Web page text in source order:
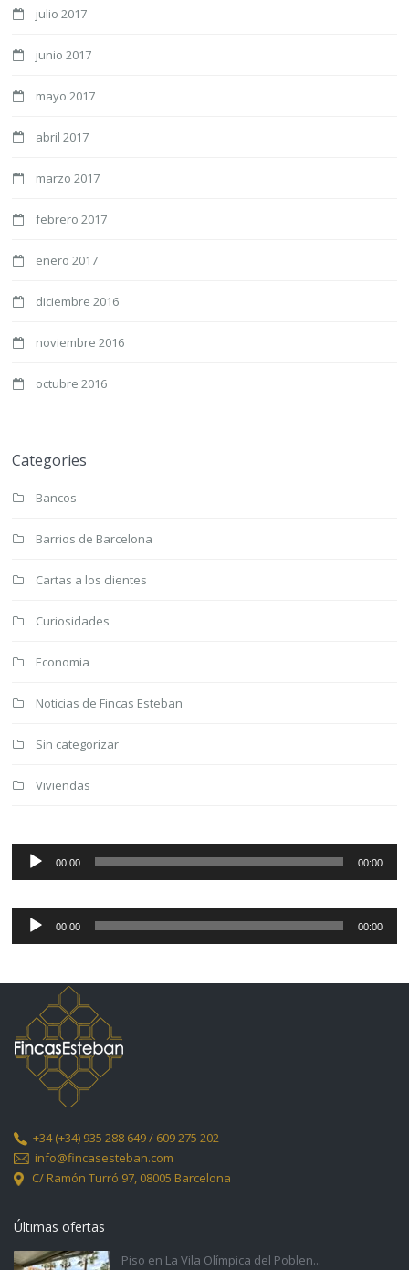
julio 2017
junio 2017
mayo 2017
abril 2017
marzo 2017
febrero 2017
enero 2017
diciembre 2016
noviembre 2016
octubre 2016
Categories
Bancos
Barrios de Barcelona
Cartas a los clientes
Curiosidades
Economia
Noticias de Fincas Esteban
Sin categorizar
Viviendas
Reproductor
audio
00:00 00:00
Reproductor
audio
00:00 00:00
+34(+34) 935 288 649 / 609 275 202
info@fincasesteban.com
C/ Ramón Turró 97, 08005 Barcelona
Últimas ofertas
Piso en La Vila Olímpica del Poblen...